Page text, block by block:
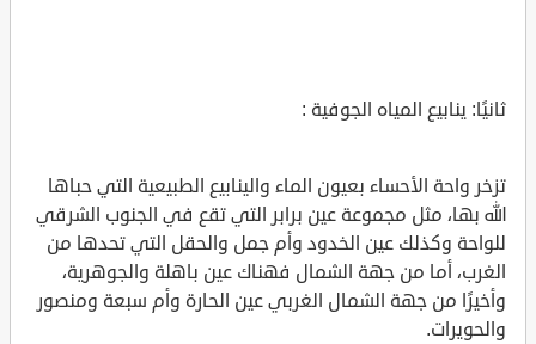
ثانيًا: ينابيع المياه الجوفية :
تزخر واحة الأحساء بعيون الماء والينابيع الطبيعية التي حباها
الله بها، مثل مجموعة عين برابر التي تقع في الجنوب الشرقي
للواحة وكذلك عين الخدود وأم جمل والحقل التي تحدها من
الغرب، أما من جهة الشمال فهناك عين باهلة والجوهرية،
وأخيرًا من جهة الشمال الغربي عين الحارة وأم سبعة ومنصور
والحويرات.